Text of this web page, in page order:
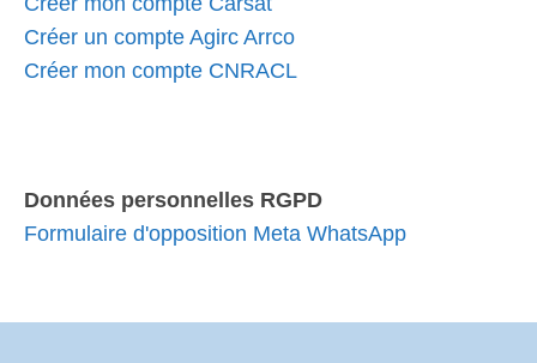
Créer un compte Agirc Arrco
Créer mon compte CNRACL
Données personnelles RGPD
Formulaire d'opposition Meta WhatsApp